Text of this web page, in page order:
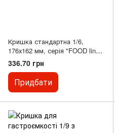
Кришка стандартна 1/6,
176х162 мм, серія "FOOD line"
231600
336.70 грн
Придбати